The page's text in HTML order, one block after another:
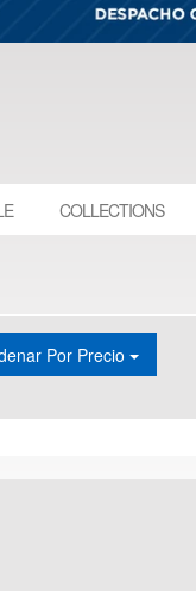
COLLECTIONS
Por Precio